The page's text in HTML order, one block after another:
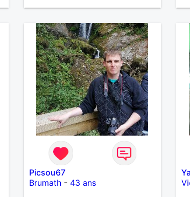
Picsou67
Brumath- 43 ans